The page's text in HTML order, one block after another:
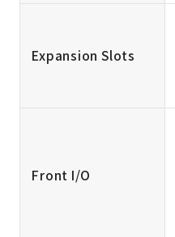
Expansion Slots
Front I/O